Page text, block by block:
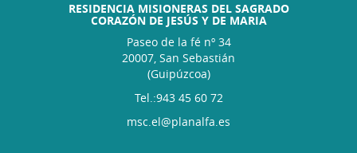
RESIDENCIA MISIONERAS DEL SAGRADO
CORAZÓN DE JESÚS Y DE MARIA
Paseo de la fé nº 34
20007, San Sebastián
(Guipúzcoa)
Tel.:943 45 60 72
msc.el@planalfa.es